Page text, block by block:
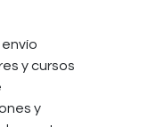
y cursos
y